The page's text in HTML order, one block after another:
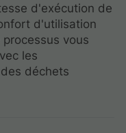
d'exécution de
d'utilisation
vous
les
déchets